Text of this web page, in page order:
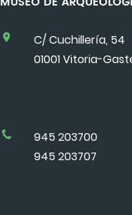
C/ Cuchillería, 54
01001 Vitoria-
945 203700
945 203707